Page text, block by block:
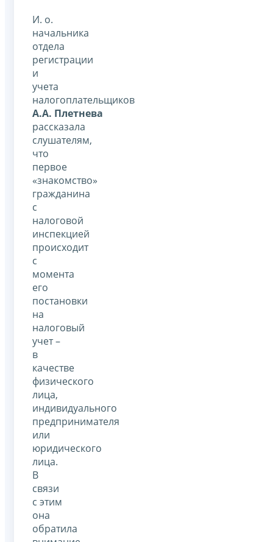
И. о.
начальника
отдела
регистрации
и
учета
налогоплательщиков
А.А. Плетнева
рассказала
слушателям,
что
первое
«знакомство»
гражданина
с
налоговой
инспекцией
происходит
с
момента
его
постановки
на
налоговый
учет –
в
качестве
физического
лица,
индивидуального
предпринимателя
или
юридического
лица.
В
связи
с этим
она
обратила